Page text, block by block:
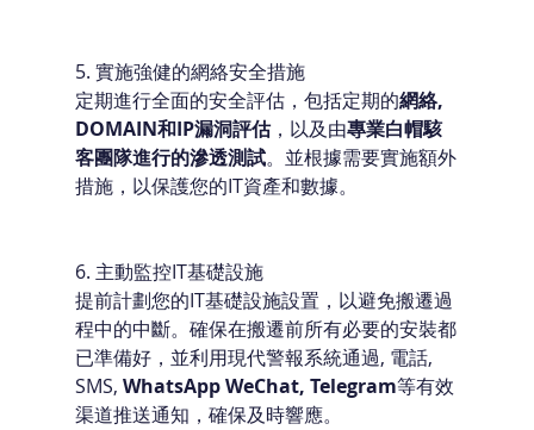
5. 實施強健的網絡安全措施
定期進行全面的安全評估，包括定期的網絡,
DOMAIN和IP漏洞評估，以及由專業白帽駭
客團隊進行的滲透測試。並根據需要實施額外
措施，以保護您的IT資產和數據。
6. 主動監控IT基礎設施
提前計劃您的IT基礎設施設置，以避免搬遷過
程中的中斷。確保在搬遷前所有必要的安裝都
已準備好，並利用現代警報系統通過, 電話,
SMS, WhatsApp WeChat, Telegram等有效
渠道推送通知，確保及時響應。